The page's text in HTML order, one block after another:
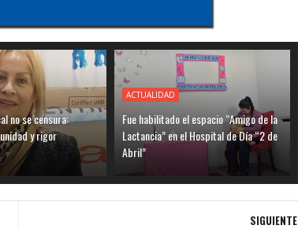
no se censura:
y rigor
ACTUALIDAD
Fue habilitado el espacio “Amigo de la
Lactancia” en el Hospital de Día “2 de
Abril”
SIGUIENTE